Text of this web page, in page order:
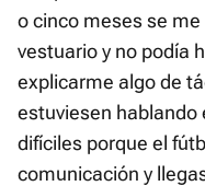
o cinco meses se
vestuario y no podía
explicarme algo de
estuviesen hablando
difíciles porque el
comunicación y